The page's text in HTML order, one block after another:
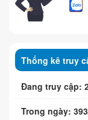
Thống kê truy
Đang truy cập:
Trong ngày: